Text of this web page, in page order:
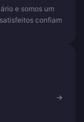
e somos um
confiam
→